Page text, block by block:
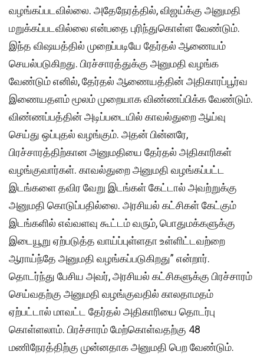
வழங்கப்படவில்லை. அதேநேரத்தில், விஜய்க்கு அனுமதி
மறுக்கப்படவில்லை என்பதை புரிந்துகொள்ள வேண்டும்.
இந்த விஷயத்தில் முறைப்படியே தேர்தல் ஆணையம்
செயல்படுகிறது. பிரச்சாரத்துக்கு அனுமதி வழங்க
வேண்டும் எனில், தேர்தல் ஆணையத்தின் அதிகாரப்பூர்வ
இணையதளம் மூலம் முறையாக விண்ணப்பிக்க வேண்டும்.
விண்ணப்பத்தின் அடிப்படையில் காவல்துறை ஆய்வு
செய்து ஒப்புதல் வழங்கும். அதன் பின்னரே,
பிரச்சாரத்திற்கான அனுமதியை தேர்தல் அதிகாரிகள்
வழங்குவார்கள். காவல்துறை அனுமதி வழங்கப்பட்ட
இடங்களை தவிர வேறு இடங்கள் கேட்டால் அவற்றுக்கு
அனுமதி கொடுப்பதில்லை. அரசியல் கட்சிகள் கேட்கும்
இடங்களில் எவ்வளவு கூட்டம் வரும், பொதுமக்களுக்கு
இடையூறு ஏற்படுத்த வாய்ப்புள்ளதா உள்ளிட்டவற்றை
ஆராய்ந்தே அனுமதி வழங்கப்படுகிறது” என்றார்.
தொடர்ந்து பேசிய அவர், அரசியல் கட்சிகளுக்கு பிரச்சாரம்
செய்வதற்கு அனுமதி வழங்குவதில் காலதாமதம்
ஏற்பட்டால் மாவட்ட தேர்தல் அதிகாரியை தொடர்பு
கொள்ளலாம். பிரச்சாரம் மேற்கொள்வதற்கு 48
மணிநேரத்திற்கு முன்னதாக அனுமதி பெற வேண்டும்.